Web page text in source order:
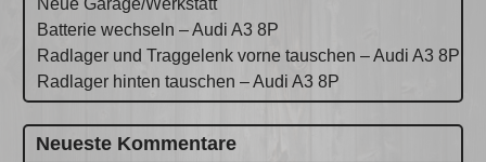
Neue Garage/Werkstatt
Batterie wechseln – Audi A3 8P
Radlager und Traggelenk vorne tauschen – Audi A3 8P
Radlager hinten tauschen – Audi A3 8P
Neueste Kommentare